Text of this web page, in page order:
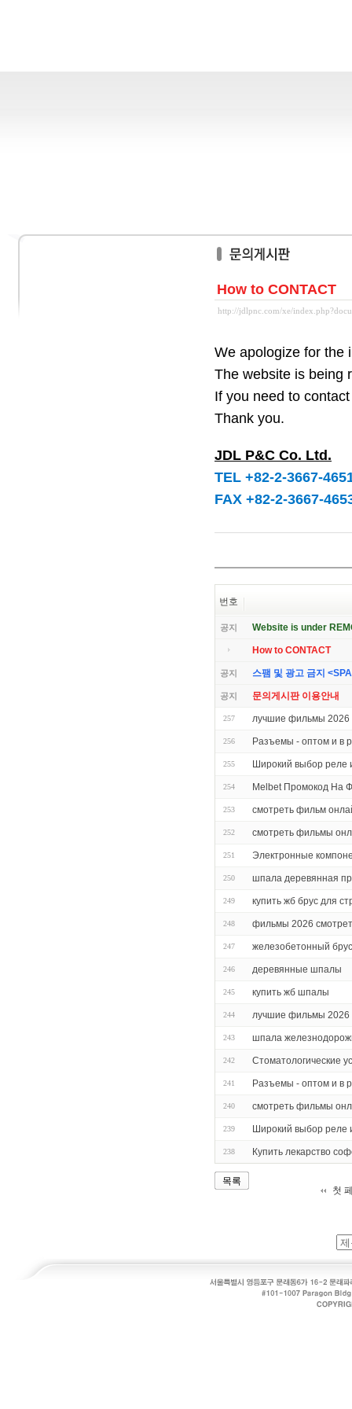
How to CONTACT
http://jdlpnc.com/xe/
We apologize for the
The website is being
If you need to
Thank you.
JDL P&C Co. Ltd.
TEL +82-2-3667-
FAX +82-2-3667-
번호
공지 Website is under
How to CONTACT
공지 스팸 및 광고 금지
공지 문의게시판 이용안내
257 лучшие фильмы 2026
256 Разъемы - оптом и в
255 Широкий выбор реле
254 Melbet Промокод На
253 смотреть фильм
252 смотреть фильмы
251 Электронные
250 шпала деревянная
249 купить жб брус для
248 фильмы 2026
247 железобетонный
246 деревянные шпалы
245 купить жб шпалы
244 лучшие фильмы 2026
243 шпала
242 Стоматологические
241 Разъемы - оптом и в
240 смотреть фильмы
239 Широкий выбор реле
238 Купить лекарство
목록
첫